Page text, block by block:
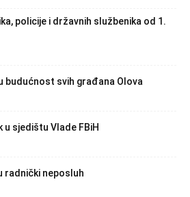
policije i državnih službenika od 1.
budućnost svih građana Olova
u sjedištu Vlade FBiH
radnički neposluh